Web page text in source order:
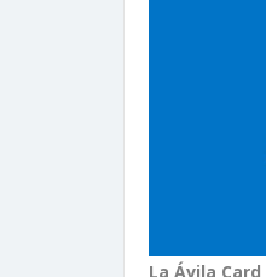
La Ávila Card